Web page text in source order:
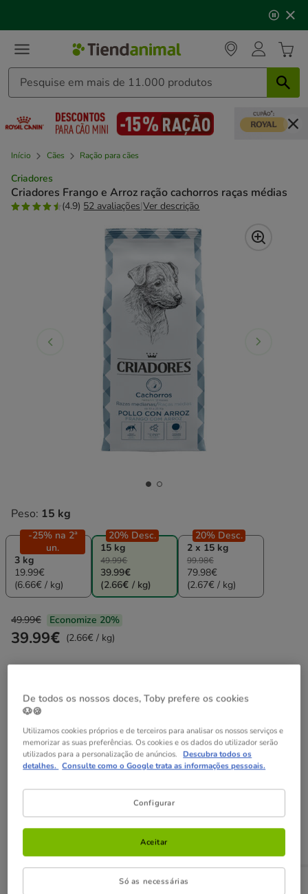
mensagem,
Início Cães Ração para cães
Criadores
Criadores Frango e Arroz ração cachorros raças médias
(4.9) 52 avaliações|Ver descrição
Peso: 15 kg
3 kg
-25% na 2ª
un.
19.99€
(6.66€ / kg)
15 kg
20% Desc.
49.99€
39.99€
(2.66€ / kg)
2 x 15 kg
20% Desc.
99.98€
79.98€
(2.67€ / kg)
20% Desc Direto numa seleção de ração da Criadores para
cão.
-25% na 2ª un Com cupão numa seleção de alimentação,
higiene e acessórios. Ver condições
Preço anterior 49.99€, Está a poupar 20%, Preço Final
49.99€ Economize 20%
39.99€ (2.66€ / kg)
Adicionar ao carrinho
De todos os nossos doces, Toby prefere os cookies
🐶🍪
Utilizamos cookies próprios e de terceiros para analisar os nossos serviços e
memorizar as suas preferências. Os cookies e os dados do utilizador serão
utilizados para a personalização de anúncios. Descubra todos os
detalhes. Consulte como o Google trata as informações pessoais.
Configurar
Só as necessárias
Aceitar